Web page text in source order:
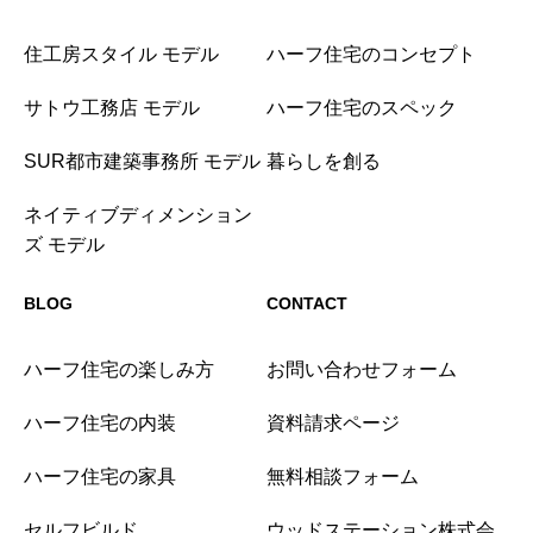
住工房スタイル モデル
サトウ工務店 モデル
SUR都市建築事務所 モデル
ネイティブディメンション
ズ モデル
ハーフ住宅のコンセプト
ハーフ住宅のスペック
暮らしを創る
BLOG
ハーフ住宅の楽しみ方
ハーフ住宅の内装
ハーフ住宅の家具
CONTACT
お問い合わせフォーム
資料請求ページ
無料相談フォーム